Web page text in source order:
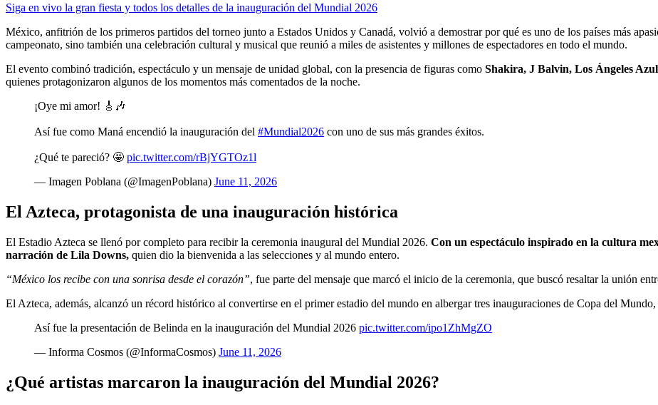
Siga en vivo la gran fiesta y todos los detalles de la inauguración del Mundial 2026
México, anfitrión de los primeros partidos del torneo junto a Estados Unidos y Canadá, volvió a demostrar por qué es uno de los países más
campeonato, sino también una celebración cultural y musical que reunió a miles de asistentes y millones de espectadores en todo el mundo.
El evento combinó tradición, espectáculo y un mensaje de unidad global, con la presencia de figuras como Shakira, J Balvin, Los Ángeles
quienes protagonizaron algunos de los momentos más comentados de la noche.
¡Oye mi amor! 🎸🎶
Así fue como Maná encendió la inauguración del #Mundial2026 con uno de sus más grandes éxitos.
¿Qué te pareció? 🤩 pic.twitter.com/rBjYGTOz1l
— Imagen Poblana (@ImagenPoblana) June 11, 2026
El Azteca, protagonista de una inauguración histórica
El Estadio Azteca se llenó por completo para recibir la ceremonia inaugural del Mundial 2026. Con un espectáculo inspirado en la cultura
narración de Lila Downs, quien dio la bienvenida a las selecciones y al mundo entero.
“México los recibe con una sonrisa desde el corazón”, fue parte del mensaje que marcó el inicio de la ceremonia, que buscó resaltar la unión
El Azteca, además, alcanzó un récord histórico al convertirse en el primer estadio del mundo en albergar tres inauguraciones de Copa del
Así fue la presentación de Belinda en la inauguración del Mundial 2026 pic.twitter.com/ipo1ZhMgZO
— Informa Cosmos (@InformaCosmos) June 11, 2026
¿Qué artistas marcaron la inauguración del Mundial 2026?